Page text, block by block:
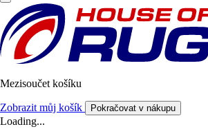
Mezisoučet košíku
Zobrazit můj košík Pokračovat v nákupu
Loading...